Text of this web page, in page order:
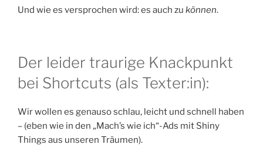
Und wie es versprochen wird: es auch zu können.
Der leider traurige Knackpunkt
bei Shortcuts (als Texter:in):
Wir wollen es genauso schlau, leicht und schnell haben
– (eben wie in den „Mach’s wie ich“-Ads mit Shiny
Things aus unseren Träumen).